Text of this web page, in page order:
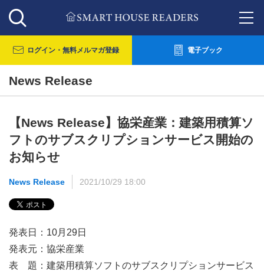
ログイン・ 無料メルマガ登録 電子ブック
News Release
【News Release】協栄産業：建築用積算ソ
フトのサブスクリプションサービス開始の
お知らせ
News Release 2021/10/29 18:00
発表日：10月29日
発表元：協栄産業
表 題：建築用積算ソフトのサブスクリプションサービス